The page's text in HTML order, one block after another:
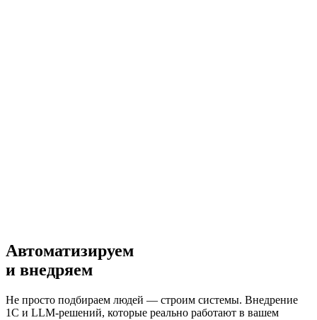
Автоматизируем
и внедряем
Не просто подбираем людей — строим системы. Внедрение
1С и LLM-решений, которые реально работают в вашем